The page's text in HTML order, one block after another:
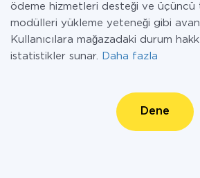
ödeme hizmetleri desteği ve üçüncü
modülleri yükleme yeteneği gibi
Kullanıcılara mağazadaki durum
istatistikler sunar.
Daha fazla
Dene